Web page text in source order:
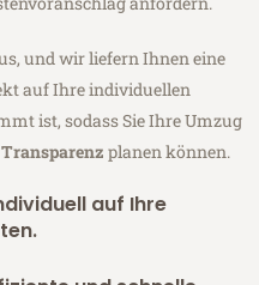
und wir liefern Ihnen eine
auf Ihre individuellen
ist, sodass Sie Ihre Umzug
planen können.
auf Ihre